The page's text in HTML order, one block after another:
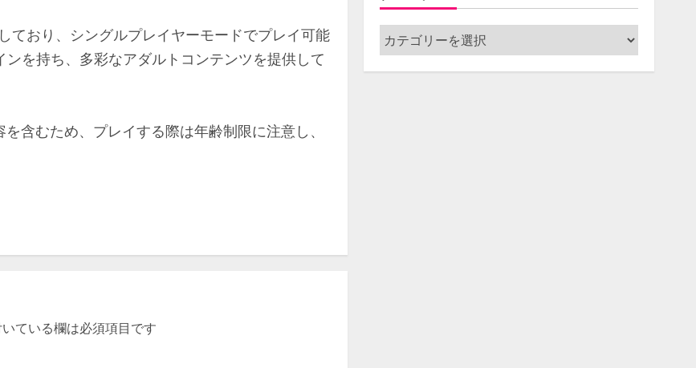
おり、シングルプレイヤーモードでプレイ可能
を持ち、多彩なアダルトコンテンツを提供して
含むため、プレイする際は年齢制限に注意し、
ている欄は必須項目です
デ
ベ